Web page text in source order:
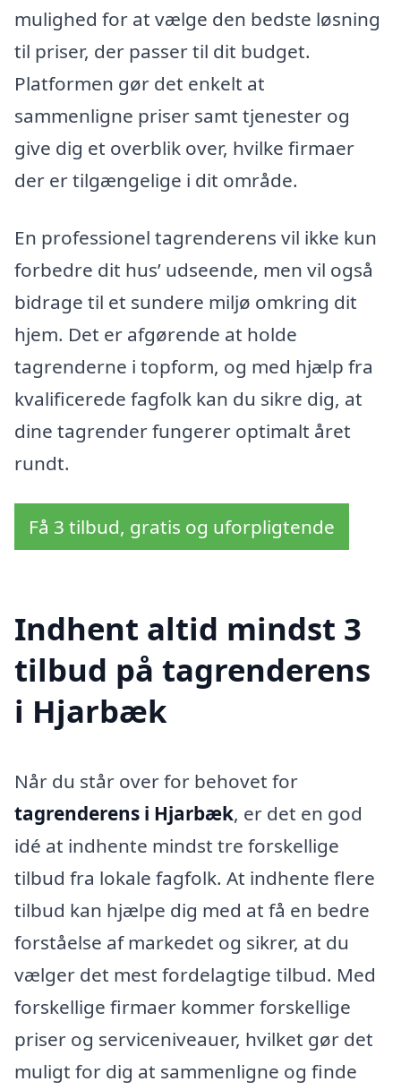
mulighed for at vælge den bedste løsning
til priser, der passer til dit budget.
Platformen gør det enkelt at
sammenligne priser samt tjenester og
give dig et overblik over, hvilke firmaer
der er tilgængelige i dit område.
En professionel tagrenderens vil ikke kun
forbedre dit hus’ udseende, men vil også
bidrage til et sundere miljø omkring dit
hjem. Det er afgørende at holde
tagrenderne i topform, og med hjælp fra
kvalificerede fagfolk kan du sikre dig, at
dine tagrender fungerer optimalt året
rundt.
Få 3 tilbud, gratis og uforpligtende
Indhent altid mindst 3
tilbud på tagrenderens
i Hjarbæk
Når du står over for behovet for
tagrenderens i Hjarbæk, er det en god
idé at indhente mindst tre forskellige
tilbud fra lokale fagfolk. At indhente flere
tilbud kan hjælpe dig med at få en bedre
forståelse af markedet og sikrer, at du
vælger det mest fordelagtige tilbud. Med
forskellige firmaer kommer forskellige
priser og serviceniveauer, hvilket gør det
muligt for dig at sammenligne og finde